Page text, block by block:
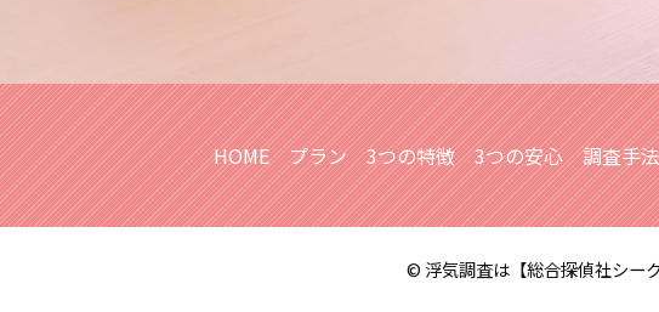
HOME プラン 3つの特徴 3つの安心 調査手法
© 浮気調査は【総合探偵社シー